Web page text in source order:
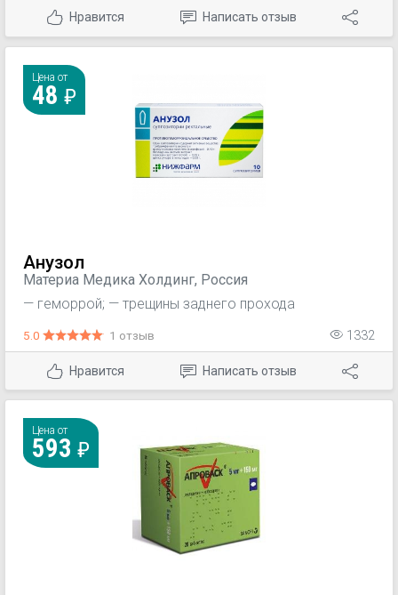
Нравится Написать отзыв
Цена от
48
Анузол
Материа Медика Холдинг, Россия
— геморрой; — трещины заднего прохода
5.0 1 отзыв 1332
Нравится Написать отзыв
Цена от
593